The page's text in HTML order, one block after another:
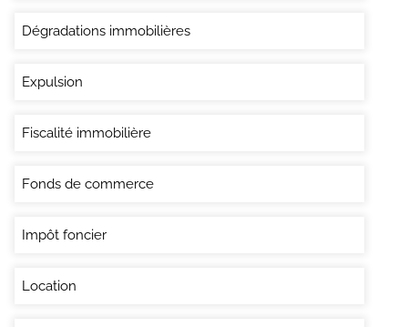
Dégradations immobilières
Expulsion
Fiscalité immobilière
Fonds de commerce
Impôt foncier
Location